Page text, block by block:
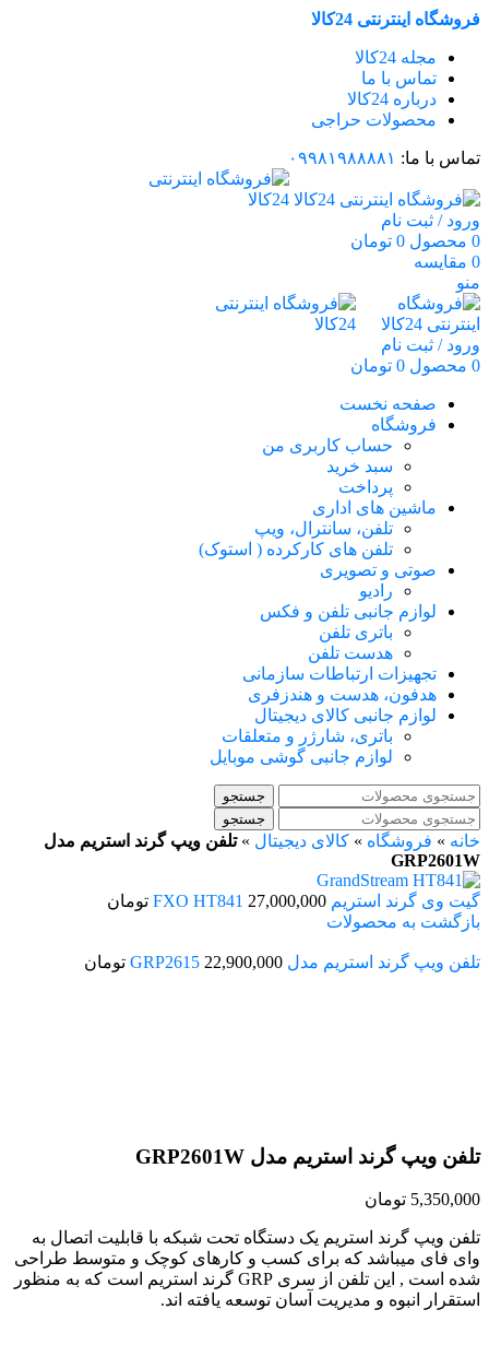
فروشگاه اینترنتی 24کالا
مجله 24کالا
تماس با ما
درباره 24کالا
محصولات حراجی
تماس با ما: ۰۹۹۸۱۹۸۸۸۸۱
ورود / ثبت نام
0 محصول 0 تومان
0 مقایسه
منو
ورود / ثبت نام
0 محصول 0 تومان
صفحه نخست
فروشگاه
حساب کاربری من
سبد خرید
پرداخت
ماشین های اداری
تلفن، سانترال، ویپ
تلفن های کارکرده ( استوک)
صوتی و تصویری
رادیو
لوازم جانبی تلفن و فکس
باتری تلفن
هدست تلفن
تجهیزات ارتباطات سازمانی
هدفون، هدست و هندزفری
لوازم جانبی کالای دیجیتال
باتری، شارژر و متعلقات
لوازم جانبی گوشی موبایل
جستجو
جستجو
خانه » فروشگاه » کالای دیجیتال »تلفن ویپ گرند استریم مدل
GRP2601W
گیت وی گرند استریم FXO HT841 27,000,000
تومان
بازگشت به محصولات
تلفن ویپ گرند استریم مدل GRP2615 22,900,000
تومان
تلفن ویپ گرند استریم مدل GRP2601W
5,350,000 تومان
تلفن ویپ گرند استریم یک دستگاه تحت شبکه با قابلیت اتصال به
وای فای میباشد که برای کسب و کارهای کوچک و متوسط طراحی
شده است , این تلفن از سری GRP گرند استریم است که به منظور
استقرار انبوه و مدیریت آسان توسعه یافته اند.